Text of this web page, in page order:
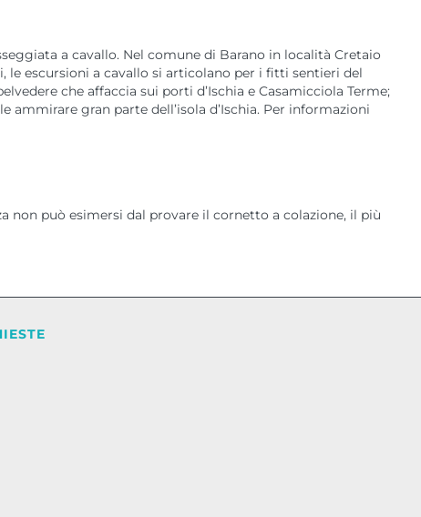
a cavallo. Nel comune di Barano in località Cretaio
le escursioni a cavallo si articolano per i fitti sentieri del
che affaccia sui porti d’Ischia e Casamicciola Terme;
gran parte dell’isola d’Ischia. Per informazioni
non può esimersi dal provare il cornetto a colazione, il più